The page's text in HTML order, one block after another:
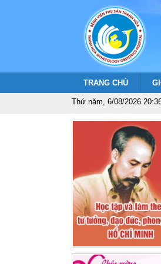
TRANG CHỦ
Thứ năm, 6/08/2026